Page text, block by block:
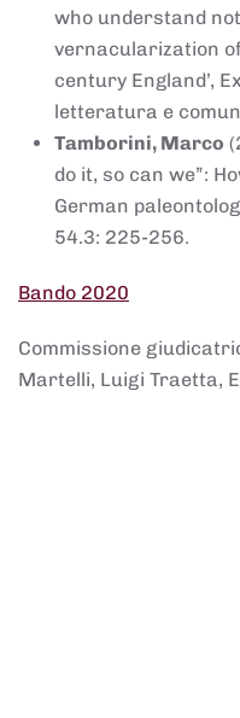
who understand
vernacularization
century England’,
letteratura e
Tamborini, Marco
do it, so can we”:
German
54.3: 225-256.
Bando 2020
Commissione
Martelli, Luigi Traetta,